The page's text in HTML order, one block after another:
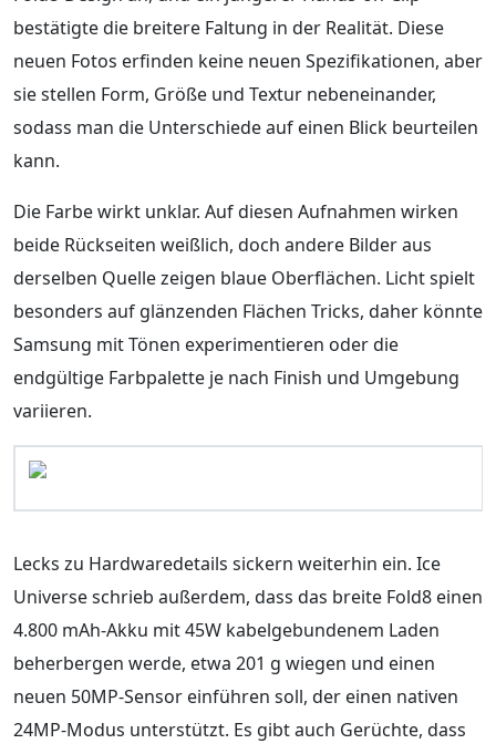
bestätigte die breitere Faltung in der Realität. Diese
neuen Fotos erfinden keine neuen Spezifikationen, aber
sie stellen Form, Größe und Textur nebeneinander,
sodass man die Unterschiede auf einen Blick beurteilen
kann.
Die Farbe wirkt unklar. Auf diesen Aufnahmen wirken
beide Rückseiten weißlich, doch andere Bilder aus
derselben Quelle zeigen blaue Oberflächen. Licht spielt
besonders auf glänzenden Flächen Tricks, daher könnte
Samsung mit Tönen experimentieren oder die
endgültige Farbpalette je nach Finish und Umgebung
variieren.
Lecks zu Hardwaredetails sickern weiterhin ein. Ice
Universe schrieb außerdem, dass das breite Fold8 einen
4.800 mAh-Akku mit 45W kabelgebundenem Laden
beherbergen werde, etwa 201 g wiegen und einen
neuen 50MP-Sensor einführen soll, der einen nativen
24MP-Modus unterstützt. Es gibt auch Gerüchte, dass